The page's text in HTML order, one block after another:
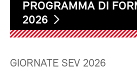
PROGRAMMA DI
2026
GIORNATE SEV 2026